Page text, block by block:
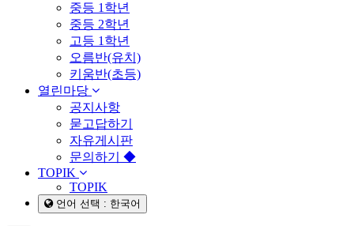
중등 1학년
중등 2학년
고등 1학년
오름반(유치)
키움반(초등)
열린마당
공지사항
묻고답하기
자유게시판
문의하기 ◆
TOPIK
TOPIK
언어 선택 : 한국어